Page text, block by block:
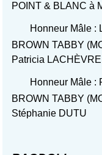
POINT & BLANC à
Honneur Mâle :
BROWN TABBY
Patricia LACHÈVRE
Honneur Mâle :
BROWN TABBY
Stéphanie DUTU